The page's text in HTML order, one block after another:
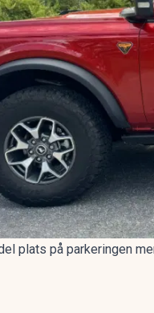
plats på parkeringen